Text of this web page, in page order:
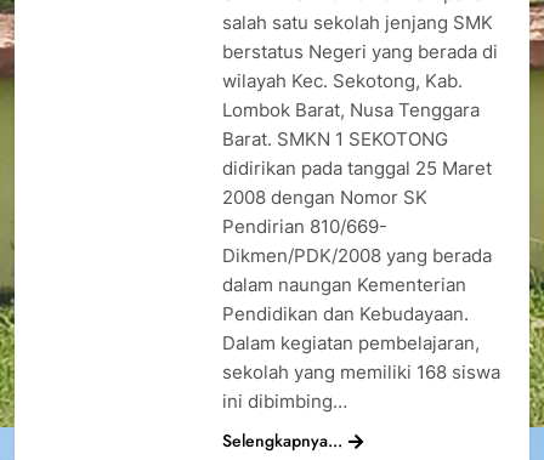
salah satu sekolah jenjang SMK
berstatus Negeri yang berada di
wilayah Kec. Sekotong, Kab.
Lombok Barat, Nusa Tenggara
Barat. SMKN 1 SEKOTONG
didirikan pada tanggal 25 Maret
2008 dengan Nomor SK
Pendirian 810/669-
Dikmen/PDK/2008 yang berada
dalam naungan Kementerian
Pendidikan dan Kebudayaan.
Dalam kegiatan pembelajaran,
sekolah yang memiliki 168 siswa
ini dibimbing…
Selengkapnya...